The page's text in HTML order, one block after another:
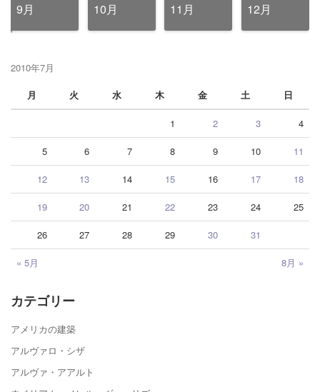
9月 10月 11月 12月
2010年7月
月
火 水 木 金 土 日
« 5月 8月 »
1 2 3 4
5 6 7 8 9 10 11
12 13 14 15 16 17 18
19 20 21 22 23 24 25
26 27 28 29 30 31
カテゴリー
アメリカの建築
アルヴァロ・シザ
アルヴァ・アアルト